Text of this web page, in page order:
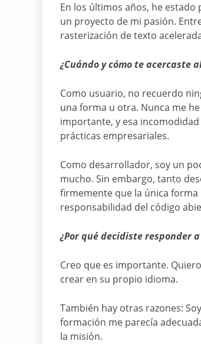
En los últimos años, he
un proyecto de mi pasión.
rasterización de texto
¿Cuándo y cómo te acercaste
Como usuario, no recuerdo
una forma u otra. Nunca me
importante, y esa
prácticas empresariales.
Como desarrollador, soy un
mucho. Sin embargo, tanto
firmemente que la única
responsabilidad del código
¿Por qué decidiste responder
Creo que es importante.
crear en su propio idioma.
También hay otras razones:
formación me parecía
la misión.